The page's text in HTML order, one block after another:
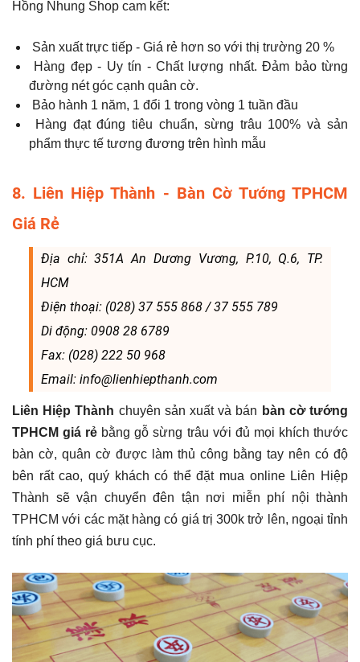
Hồng Nhung Shop cam kết:
Sản xuất trực tiếp - Giá rẻ hơn so với thị trường 20 %
Hàng đẹp - Uy tín - Chất lượng nhất. Đảm bảo từng
đường nét góc cạnh quân cờ.
Bảo hành 1 năm, 1 đổi 1 trong vòng 1 tuần đầu
Hàng đạt đúng tiêu chuẩn, sừng trâu 100% và sản
phẩm thực tế tương đương trên hình mẫu
8. Liên Hiệp Thành - Bàn Cờ Tướng TPHCM
Giá Rẻ
Địa chỉ: 351A An Dương Vương, P.10, Q.6, TP.
HCM
Điện thoại: (028) 37 555 868 / 37 555 789
Di động: 0908 28 6789
Fax: (028) 222 50 968
Email: info@lienhiepthanh.com
Liên Hiệp Thành chuyên sản xuất và bán bàn cờ tướng
TPHCM giá rẻ bằng gỗ sừng trâu với đủ mọi khích thước
bàn cờ, quân cờ được làm thủ công bằng tay nên có độ
bên rất cao, quý khách có thể đặt mua online Liên Hiệp
Thành sẽ vận chuyển đên tận nơi miễn phí nội thành
TPHCM với các mặt hàng có giá trị 300k trở lên, ngoại tỉnh
tính phí theo giá bưu cục.